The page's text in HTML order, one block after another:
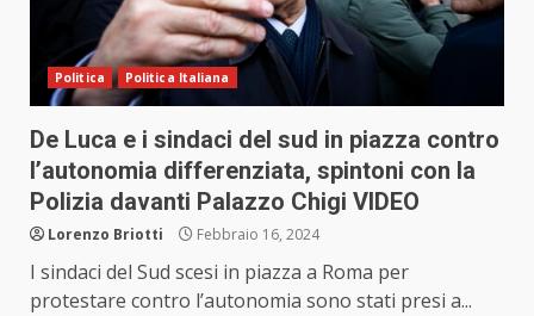
Politica Politica Italiana
De Luca e i sindaci del sud in piazza contro
l’autonomia differenziata, spintoni con la
Polizia davanti Palazzo Chigi VIDEO
Lorenzo Briotti Febbraio 16, 2024
I sindaci del Sud scesi in piazza a Roma per
protestare contro l’autonomia sono stati presi a...